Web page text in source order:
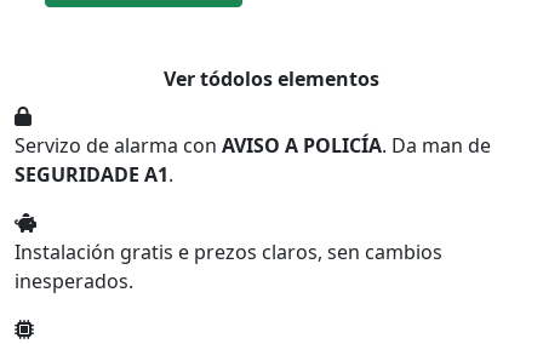
Ver tódolos elementos
Servizo de alarma con AVISO A POLICÍA. Da man de
SEGURIDADE A1.
Instalación gratis e prezos claros, sen cambios
inesperados.